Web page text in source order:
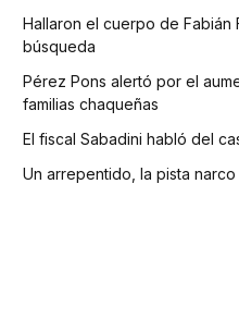
Hallaron el cuerpo de Fabián
búsqueda
Pérez Pons alertó por el
familias chaqueñas
El fiscal Sabadini habló del
Un arrepentido, la pista